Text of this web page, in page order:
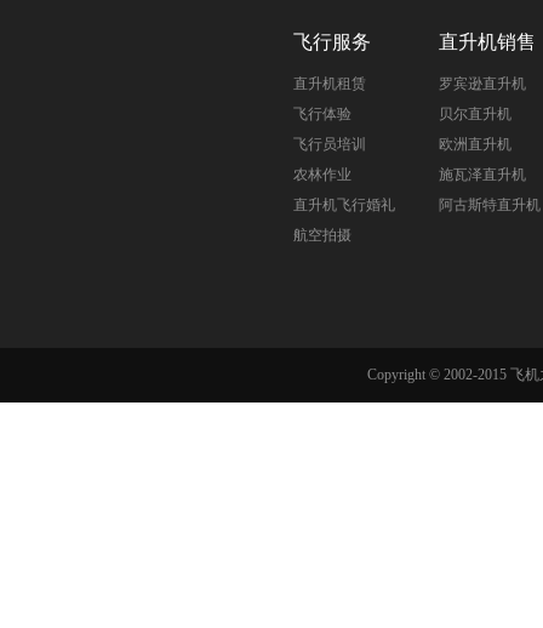
飞行服务
直升机租赁
飞行体验
飞行员培训
农林作业
直升机飞行婚礼
航空拍摄
直升机销售
罗宾逊直升机
贝尔直升机
欧洲直升机
施瓦泽直升机
阿古斯特直升机
Copyright © 2002-2015 飞